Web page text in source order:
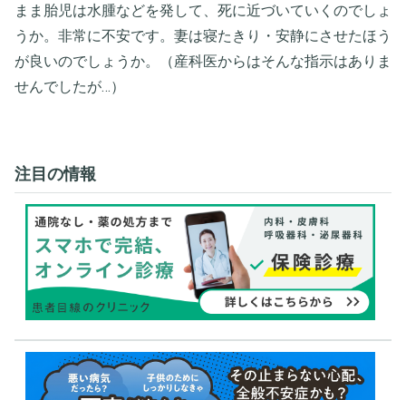
まま胎児は水腫などを発して、死に近づいていくのでしょ
うか。非常に不安です。妻は寝たきり・安静にさせたほう
が良いのでしょうか。（産科医からはそんな指示はありま
せんでしたが…）
注目の情報